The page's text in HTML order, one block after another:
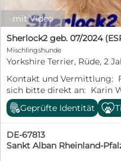
mit Video
Mischlingshunde
Yorkshire Terrier, Rüde, 2
Kontakt und Vermittlung:
sich bitte direkt an: Karin
2159035 E-Mail:
dogs.de/nachrichten/
Sherlock2 wurde aus
gerettet und trägt die
seinem Verhalten. Er ist
Geprüfte Identität
DE-67813
Sankt Alban Rheinland-